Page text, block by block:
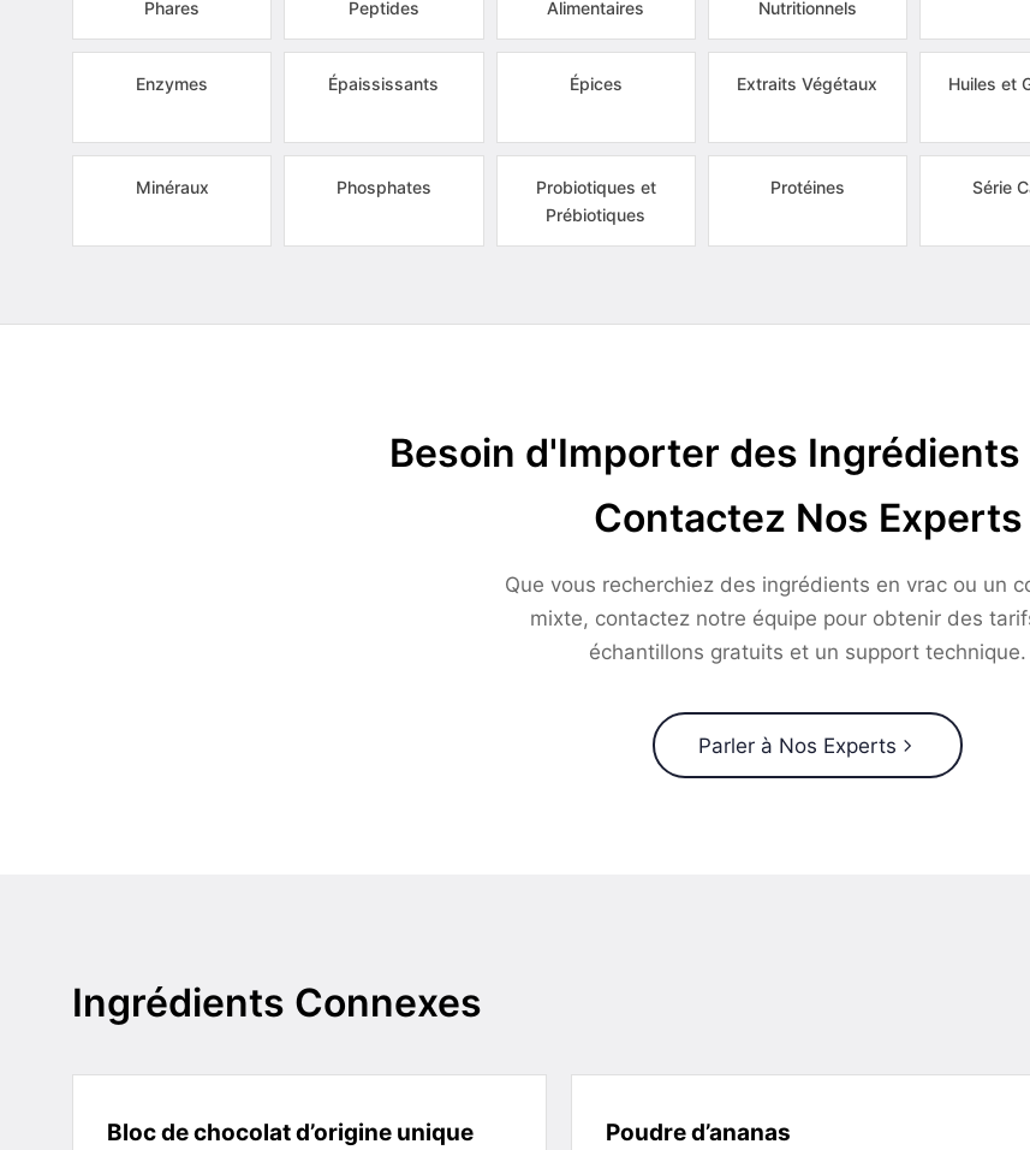
Phares
Peptides
Alimentaires
Nutritionnels
Enzymes Épaississants Épices Extraits Végétaux Huiles et
Minéraux Phosphates
Probiotiques et
Prébiotiques
Protéines Série
Besoin d'Importer des Ingrédients
Contactez Nos Experts
Que vous recherchiez des ingrédients en vrac ou un
mixte, contactez notre équipe pour obtenir des
échantillons gratuits et un support technique.
Parler à Nos Experts
Ingrédients Connexes
Bloc de chocolat d’origine unique Poudre d’ananas